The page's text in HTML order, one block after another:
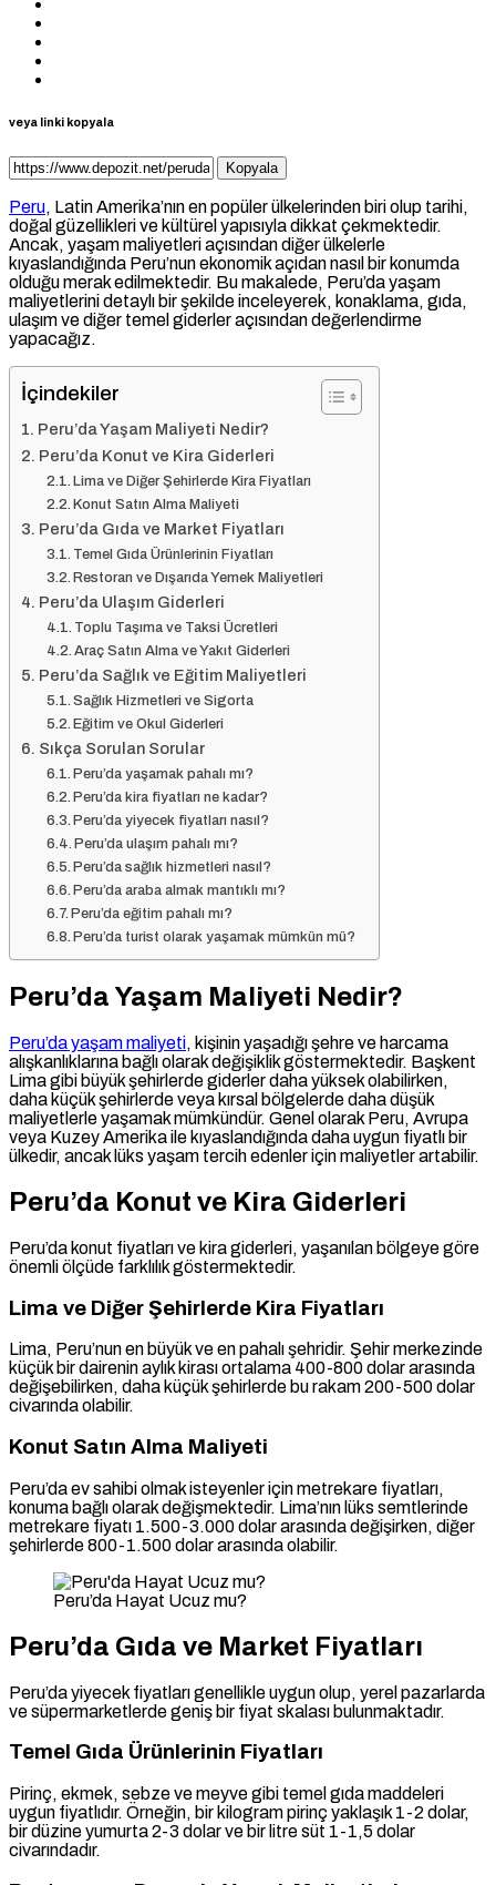
veya linki kopyala
Kopyala
Peru, Latin Amerika’nın en popüler ülkelerinden biri olup tarihi,
doğal güzellikleri ve kültürel yapısıyla dikkat çekmektedir.
Ancak, yaşam maliyetleri açısından diğer ülkelerle
kıyaslandığında Peru’nun ekonomik açıdan nasıl bir konumda
olduğu merak edilmektedir. Bu makalede, Peru’da yaşam
maliyetlerini detaylı bir şekilde inceleyerek, konaklama, gıda,
ulaşım ve diğer temel giderler açısından değerlendirme
yapacağız.
İçindekiler
Peru’da Yaşam Maliyeti Nedir?
Peru’da Konut ve Kira Giderleri
Lima ve Diğer Şehirlerde Kira Fiyatları
Konut Satın Alma Maliyeti
Peru’da Gıda ve Market Fiyatları
Temel Gıda Ürünlerinin Fiyatları
Restoran ve Dışarıda Yemek Maliyetleri
Peru’da Ulaşım Giderleri
Toplu Taşıma ve Taksi Ücretleri
Araç Satın Alma ve Yakıt Giderleri
Peru’da Sağlık ve Eğitim Maliyetleri
Sağlık Hizmetleri ve Sigorta
Eğitim ve Okul Giderleri
Sıkça Sorulan Sorular
Peru’da yaşamak pahalı mı?
Peru’da kira fiyatları ne kadar?
Peru’da yiyecek fiyatları nasıl?
Peru’da ulaşım pahalı mı?
Peru’da sağlık hizmetleri nasıl?
Peru’da araba almak mantıklı mı?
Peru’da eğitim pahalı mı?
Peru’da turist olarak yaşamak mümkün mü?
Peru’da Yaşam Maliyeti Nedir?
Peru’da yaşam maliyeti, kişinin yaşadığı şehre ve harcama
alışkanlıklarına bağlı olarak değişiklik göstermektedir. Başkent
Lima gibi büyük şehirlerde giderler daha yüksek olabilirken,
daha küçük şehirlerde veya kırsal bölgelerde daha düşük
maliyetlerle yaşamak mümkündür. Genel olarak Peru, Avrupa
veya Kuzey Amerika ile kıyaslandığında daha uygun fiyatlı bir
ülkedir, ancak lüks yaşam tercih edenler için maliyetler artabilir.
Peru’da Konut ve Kira Giderleri
Peru’da konut fiyatları ve kira giderleri, yaşanılan bölgeye göre
önemli ölçüde farklılık göstermektedir.
Lima ve Diğer Şehirlerde Kira Fiyatları
Lima, Peru’nun en büyük ve en pahalı şehridir. Şehir merkezinde
küçük bir dairenin aylık kirası ortalama 400-800 dolar arasında
değişebilirken, daha küçük şehirlerde bu rakam 200-500 dolar
civarında olabilir.
Konut Satın Alma Maliyeti
Peru’da ev sahibi olmak isteyenler için metrekare fiyatları,
konuma bağlı olarak değişmektedir. Lima’nın lüks semtlerinde
metrekare fiyatı 1.500-3.000 dolar arasında değişirken, diğer
şehirlerde 800-1.500 dolar arasında olabilir.
Peru’da Hayat Ucuz mu?
Peru’da Gıda ve Market Fiyatları
Peru’da yiyecek fiyatları genellikle uygun olup, yerel pazarlarda
ve süpermarketlerde geniş bir fiyat skalası bulunmaktadır.
Temel Gıda Ürünlerinin Fiyatları
Pirinç, ekmek, sebze ve meyve gibi temel gıda maddeleri
uygun fiyatlıdır. Örneğin, bir kilogram pirinç yaklaşık 1-2 dolar,
bir düzine yumurta 2-3 dolar ve bir litre süt 1-1,5 dolar
civarındadır.